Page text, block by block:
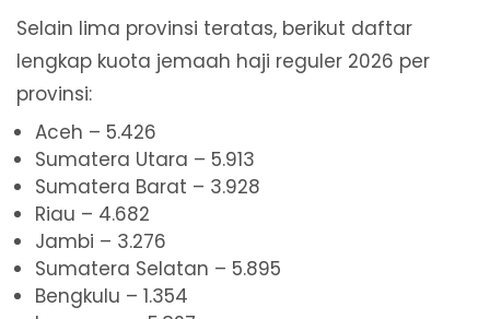
Selain lima provinsi teratas, berikut daftar
lengkap kuota jemaah haji reguler 2026 per
provinsi:
Aceh – 5.426
Sumatera Utara – 5.913
Sumatera Barat – 3.928
Riau – 4.682
Jambi – 3.276
Sumatera Selatan – 5.895
Bengkulu – 1.354